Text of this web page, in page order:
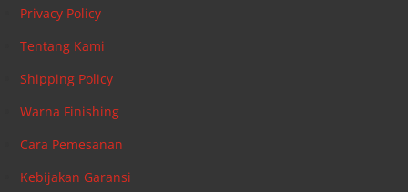
Privacy Policy
Tentang Kami
Shipping Policy
Warna Finishing
Cara Pemesanan
Kebijakan Garansi